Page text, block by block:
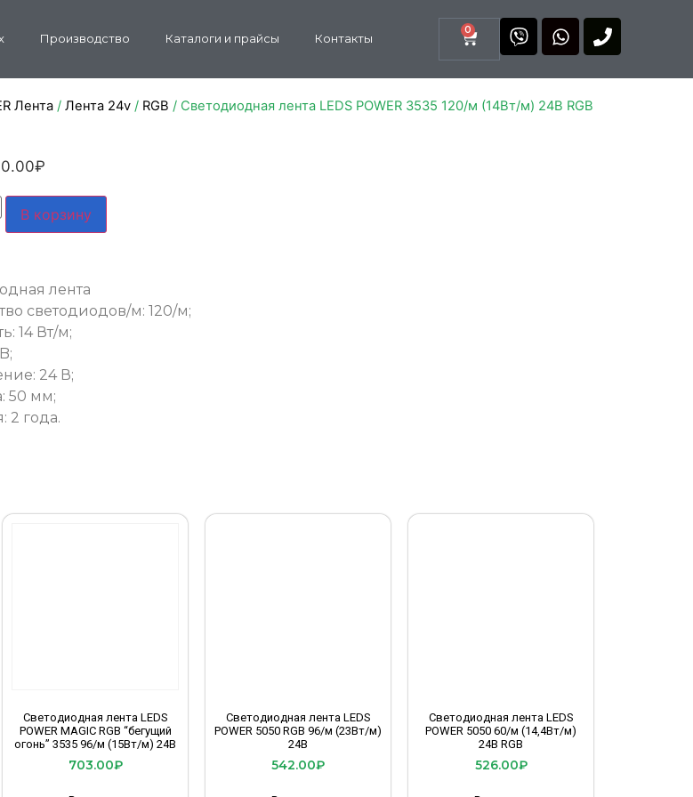
Производство Каталоги и прайсы Контакты
0
Лента / Лента 24v / RGB / Светодиодная лента LEDS POWER 3535 120/м (14Вт/м) 24В RGB
₽
В корзину
лента
светодиодов/м: 120/м;
14 Вт/м;
24 В;
50 мм;
2 года.
Светодиодная лента LEDS
POWER MAGIC RGB “бегущий
огонь” 3535 96/м (15Вт/м) 24В
703.00₽
Светодиодная лента LEDS
POWER 5050 RGB 96/м (23Вт/м)
24В
542.00₽
Светодиодная лента LEDS
POWER 5050 60/м (14,4Вт/м)
24В RGB
526.00₽